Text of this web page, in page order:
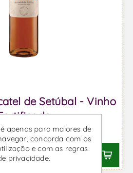
de Setúbal - Vinho
€6,06 IVA incl.
apenas para maiores de
concorda com os
e com as regras
privacidade.